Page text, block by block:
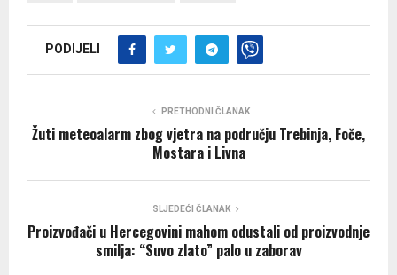
PODIJELI
PRETHODNI ČLANAK
Žuti meteoalarm zbog vjetra na području Trebinja, Foče,
Mostara i Livna
SLJEDEĆI ČLANAK
Proizvođači u Hercegovini mahom odustali od proizvodnje
smilja: “Suvo zlato” palo u zaborav